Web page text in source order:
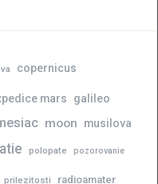
copernicus
mars
galileo
moon musilova
polopate pozorovanie
prilezitosti radioamater